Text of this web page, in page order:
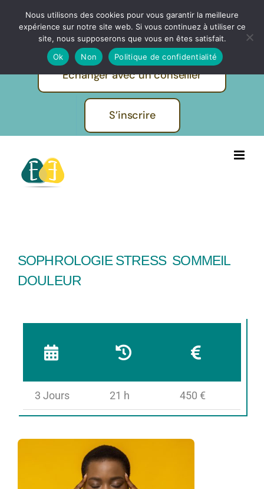
IBF | EVOLUTION FORMATIONS -
Pratiques et métiers de l'humain
Echanger avec un conseiller
S’inscrire
SOPHROLOGIE STRESS SOMMEIL
DOULEUR
3 Jours 21 h 450 €
Nous utilisons des cookies pour vous garantir la meilleure
expérience sur notre site web. Si vous continuez à utiliser ce
site, nous supposerons que vous en êtes satisfait.
Ok
Non Politique de confidentialité